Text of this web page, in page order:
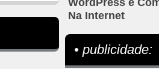
Na Internet
• publicidade: